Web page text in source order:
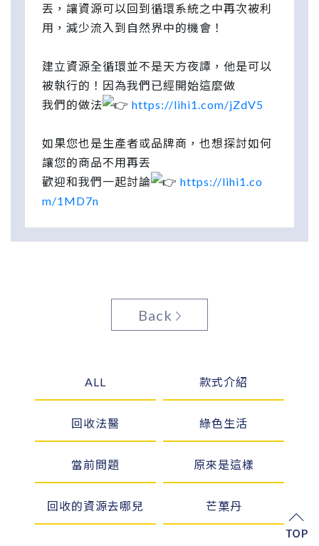
丟，讓資源可以回到循環系統之中再次被利
用，減少流入到自然界中的機會！
建立資源全循環並不是天方夜譚，他是可以
被執行的！因為我們已經開始這麼做
我們的做法
https://lihi1.com/jZdV5
如果您也是生產者或品牌商，也想探討如何
讓您的商品不用再丟
歡迎和我們一起討論
https://lihi1.co
m/1MD7n
Back
ALL 款式介紹
回收法醫 綠色生活
當前問題 原來是這樣
回收的資源去哪兒 芒菓丹